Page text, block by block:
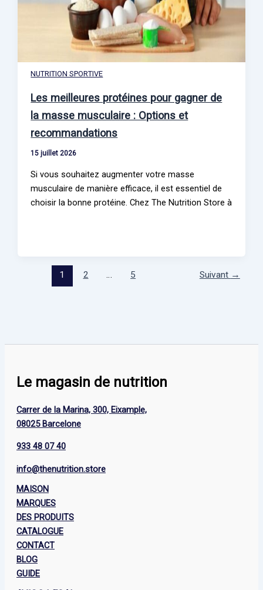
NUTRITION SPORTIVE
Les meilleures protéines pour gagner de
la masse musculaire : Options et
recommandations
15 juillet 2026
Si vous souhaitez augmenter votre masse
musculaire de manière efficace, il est essentiel de
choisir la bonne protéine. Chez The Nutrition Store à
1 2 5 Suivant →
Le magasin de nutrition
Carrer de la Marina, 300, Eixample,
08025 Barcelone
933 48 07 40
info@thenutrition.store
MAISON
MARQUES
DES PRODUITS
CATALOGUE
CONTACT
BLOG
GUIDE